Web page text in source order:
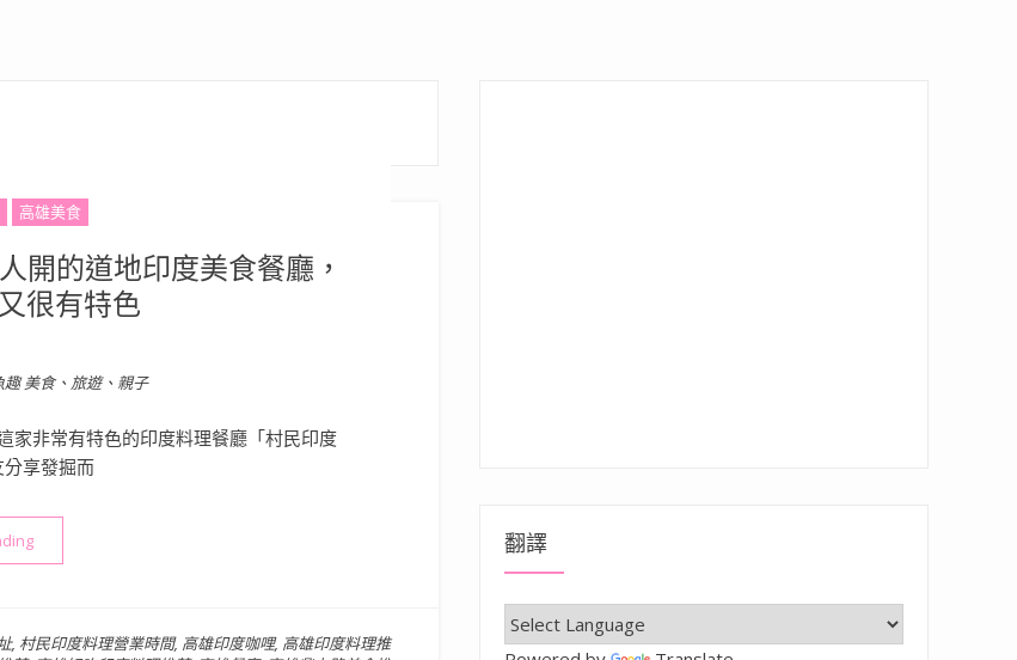
高雄美食
開的道地印度美食餐廳，
很有特色
美食、旅遊、親子
家非常有特色的印度料理餐廳「村民印度
享發掘而
“高雄美食》村民印度料理 | 印度人開的道地印度美食餐廳，多道餐點既經典又很有特色”
, 村民印度料理營業時間, 高雄印度咖哩, 高雄印度料理推
翻譯